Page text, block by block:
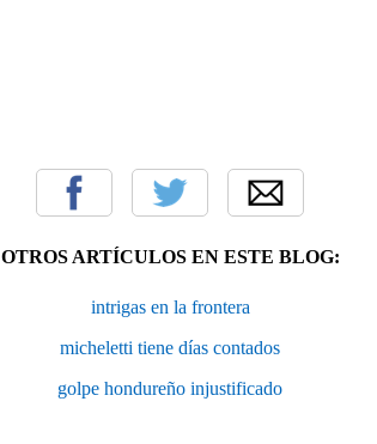
OTROS ARTÍCULOS EN ESTE BLOG:
intrigas en la frontera
micheletti tiene días contados
golpe hondureño injustificado